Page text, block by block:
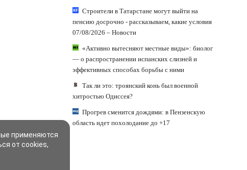
Строители в Татарстане могут выйти на
пенсию досрочно - рассказываем, какие условия
07/08/2026 – Новости
«Активно вытесняют местные виды»: биолог
— о распространении испанских слизней и
эффективных способах борьбы с ними
Так ли это: троянский конь был военной
хитростью Одиссея?
Прогрев сменится дождями: в Пензенскую
область идет похолодание до +17
применяются
от cookies,